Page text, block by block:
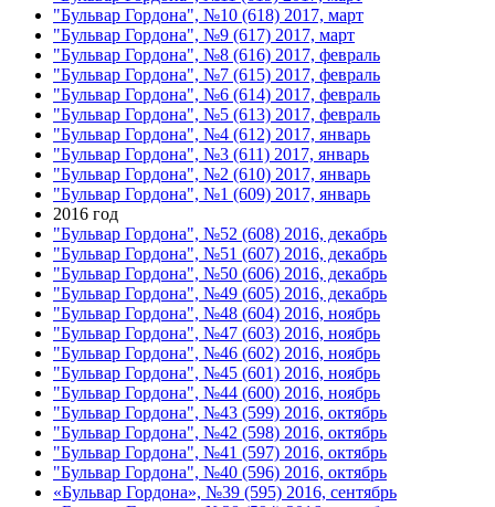
"Бульвар Гордона", №10 (618) 2017, март
"Бульвар Гордона", №9 (617) 2017, март
"Бульвар Гордона", №8 (616) 2017, февраль
"Бульвар Гордона", №7 (615) 2017, февраль
"Бульвар Гордона", №6 (614) 2017, февраль
"Бульвар Гордона", №5 (613) 2017, февраль
"Бульвар Гордона", №4 (612) 2017, январь
"Бульвар Гордона", №3 (611) 2017, январь
"Бульвар Гордона", №2 (610) 2017, январь
"Бульвар Гордона", №1 (609) 2017, январь
2016 год
"Бульвар Гордона", №52 (608) 2016, декабрь
"Бульвар Гордона", №51 (607) 2016, декабрь
"Бульвар Гордона", №50 (606) 2016, декабрь
"Бульвар Гордона", №49 (605) 2016, декабрь
"Бульвар Гордона", №48 (604) 2016, ноябрь
"Бульвар Гордона", №47 (603) 2016, ноябрь
"Бульвар Гордона", №46 (602) 2016, ноябрь
"Бульвар Гордона", №45 (601) 2016, ноябрь
"Бульвар Гордона", №44 (600) 2016, ноябрь
"Бульвар Гордона", №43 (599) 2016, октябрь
"Бульвар Гордона", №42 (598) 2016, октябрь
"Бульвар Гордона", №41 (597) 2016, октябрь
"Бульвар Гордона", №40 (596) 2016, октябрь
«Бульвар Гордона», №39 (595) 2016, сентябрь